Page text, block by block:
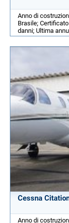
Anno di
Brasile;
danni; Ultima
Cessna
Anno di